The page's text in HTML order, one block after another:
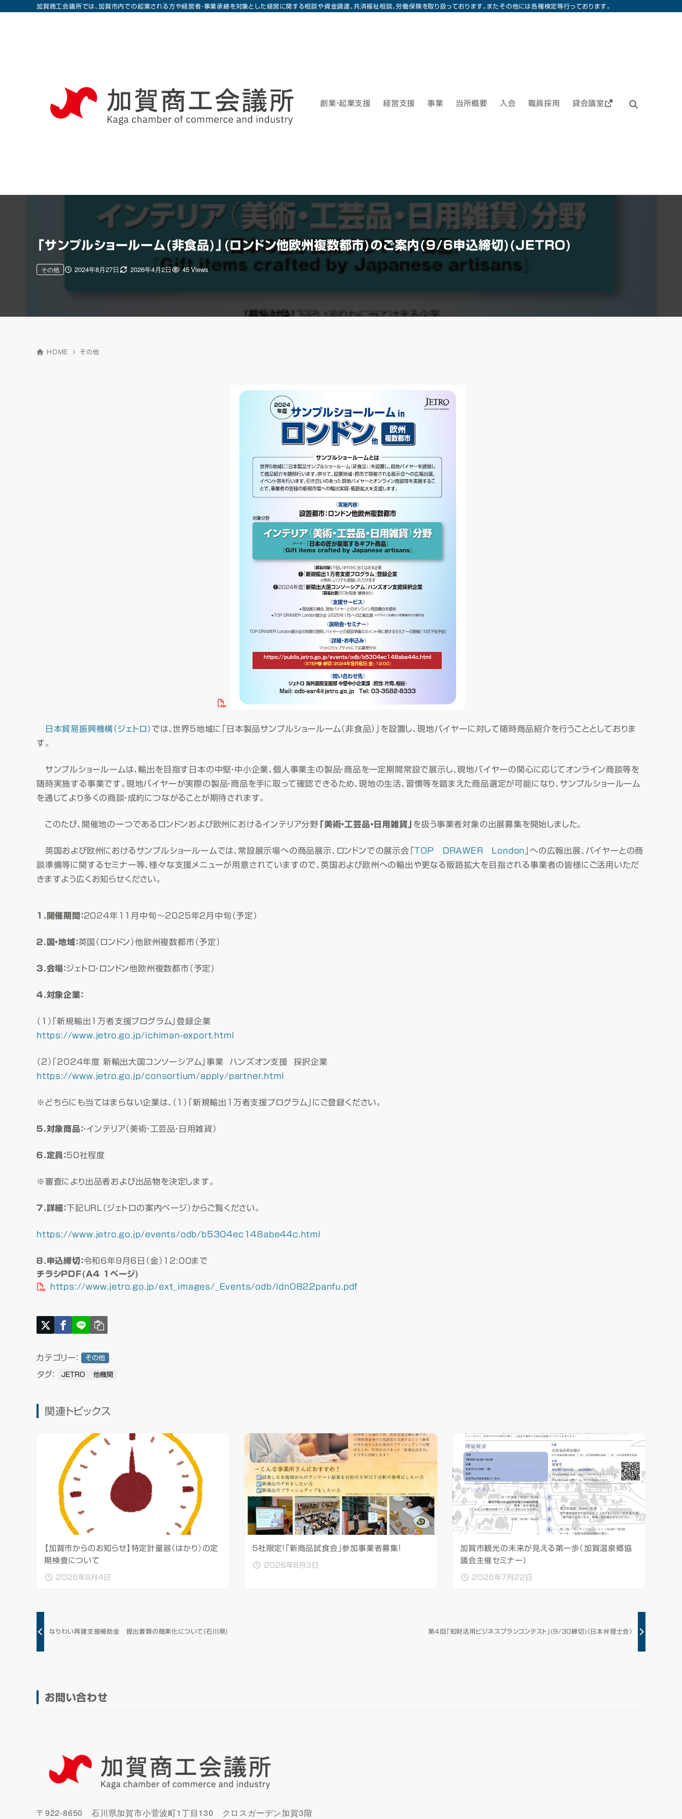
加賀商工会議所では、加賀市内での起業される方や経営者・事業承継を対象とした経営に関する相談や資金調達、共済福祉相談、労働保険を取り扱っております。またその他には各種検定等行っております。
創業・起業支援 経営支援 事業 当所概要 入会 職員採用 貸会議室
「サンプルショールーム(非食品)」(ロンドン他欧州複数都市)のご案内(9/6申込締切)(JETRO)
2024年8月27日 2026年4月2日
その他 45 Views
HOME その他
日本貿易振興機構（ジェトロ） では、世界５地域に「日本製品サンプルショールーム（非食品）」を設置し、現地バイヤーに対して随時商品紹介を行うこととしておりま
す。
サンプルショールームは、輸出を目指す日本の中堅・中小企業、個人事業主の製品・商品を一定期間常設で展示し、現地バイヤーの関心に応じてオンライン商談等を
随時実施する事業です。現地バイヤーが実際の製品・商品を手に取って確認できるため、現地の生活、習慣等を踏まえた商品選定が可能になり、サンプルショールーム
を通じてより多くの商談・成約につながることが期待されます。
このたび、開催地の一つであるロンドンおよび欧州におけるインテリア分野 「美術・工芸品・日用雑貨」 を扱う事業者対象の出展募集を開始しました。
英国および欧州におけるサンプルショールームでは、常設展示場への商品展示、ロンドンでの展示会「ＴＯＰ ＤＲＡＷＥＲ Ｌｏｎｄｏｎ
」への広報出展、バイヤーとの商
談準備等に関するセミナー等、様々な支援メニューが用意されていますので、英国および欧州への輸出や更なる販路拡大を目指される事業者の皆様にご活用いただ
きますよう広くお知らせください。
１．開催期間：2024年11月中旬～2025年２月中旬（予定）
２．国・地域：英国（ロンドン）他欧州複数都市（予定）
３．会場：ジェトロ・ロンドン他欧州複数都市（予定）
４．対象企業：
（１）「新規輸出１万者支援プログラム」登録企業
https://www.jetro.go.jp/ichiman-export.html
（２）「2024年度 新輸出大国コンソーシアム」事業 ハンズオン支援 採択企業
https://www.jetro.go.jp/consortium/apply/partner.html
※どちらにも当てはまらない企業は、（１）「新規輸出１万者支援プログラム」にご登録ください。
５．対象商品：・インテリア（美術・工芸品・日用雑貨）
６．定員：50社程度
※審査により出品者および出品物を決定します。
７．詳細：下記ＵＲＬ（ジェトロの案内ページ）からご覧ください。
https://www.jetro.go.jp/events/odb/b5304ec148abe44c.html
８．申込締切：令和6年９月６日（金）12:00まで
チラシPDF(A4 1ページ)
https://www.jetro.go.jp/ext_images/_Events/odb/ldn0822panfu.pdf
カテゴリー： その他
タグ： JETRO 他機関
関連トピックス
【加賀市からのお知らせ】特定計量器（はかり）の定
期検査について
2026年8月4日
5社限定！「新商品試食会」参加事業者募集！
2026年8月3日
加賀市観光の未来が見える第一歩（加賀温泉郷協
議会主催セミナー）
2026年7月22日
なりわい再建支援補助金 提出書類の簡素化について(石川県) 第４回「知財活用ビジネスプランコンテスト」(9/30締切)（日本弁理士会）
お問い合わせ
〒922-8650 石川県加賀市小菅波町1丁目130 クロスガーデン加賀3階